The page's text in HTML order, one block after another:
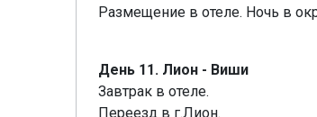
Размещение в отеле. Ночь в
День 11. Лион - Виши
Завтрак в отеле.
Переезд в г.Лион.